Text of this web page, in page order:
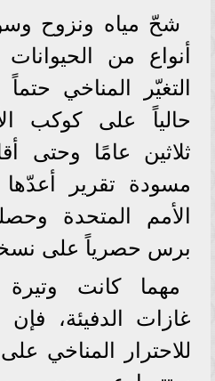
شحّ مياه ونزوح
أنواع من الحيوانات
التغيّر المناخي
حالياً على كوكب
ثلاثين عامًا وحتى
مسودة تقرير
الأمم المتحدة
برس حصرياً على
مهما كانت وتيرة
غازات الدفيئة، فإن
للاحترار المناخي